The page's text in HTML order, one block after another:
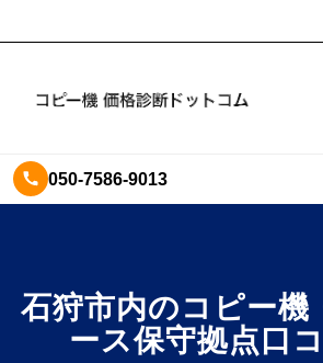
050-7586-9013
石狩市内のコピー機
ース保守拠点口